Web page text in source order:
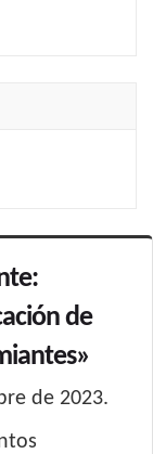
de
de 2023.